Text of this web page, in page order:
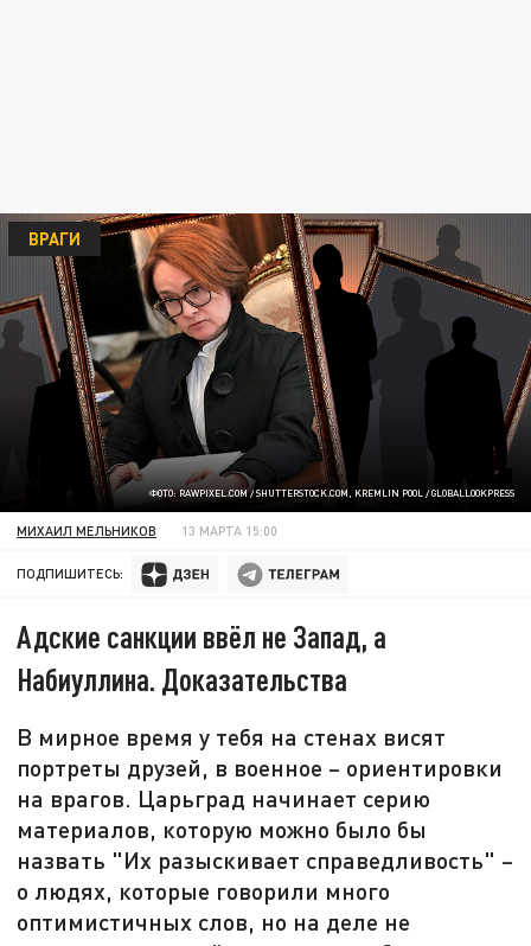
ФОТО: RAWPIXEL.COM / SHUTTERSTOCK.COM, KREMLIN POOL / GLOBALLOOKPRESS
ВРАГИ
МИХАИЛ МЕЛЬНИКОВ 13 МАРТА 15:00
ПОДПИШИТЕСЬ:
Адские санкции ввёл не Запад, а
Набиуллина. Доказательства
В мирное время у тебя на стенах висят
портреты друзей, в военное – ориентировки
на врагов. Царьград начинает серию
материалов, которую можно было бы
назвать "Их разыскивает справедливость" –
о людях, которые говорили много
оптимистичных слов, но на деле не